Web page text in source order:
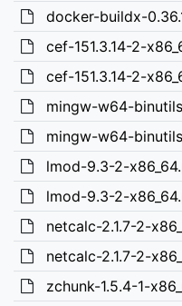
docker-buildx-
cef-151.3.14-2-
cef-151.3.14-2-
mingw-w64-
mingw-w64-
lmod-9.3-2-
lmod-9.3-2-
netcalc-2.1.7-2-
netcalc-2.1.7-2-
zchunk-1.5.4-1-